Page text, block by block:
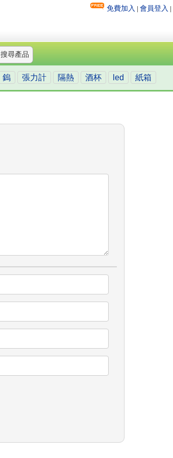
免費加入 |會員登入
搜尋產品
鎢 張力計 隔熱 酒杯 led 紙箱